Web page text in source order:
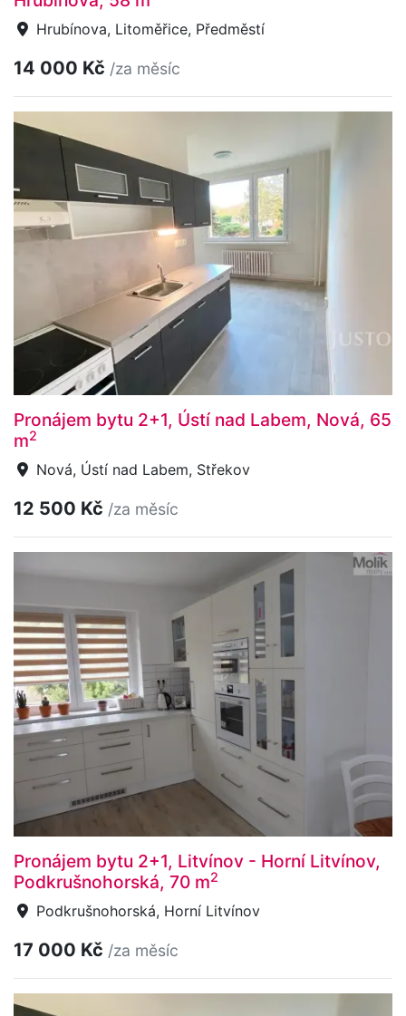
Hrubínova, Litoměřice, Předměstí
14 000 Kč /za měsíc
Pronájem bytu 2+1, Ústí nad Labem, Nová, 65
m2
Nová, Ústí nad Labem, Střekov
12 500 Kč /za měsíc
Pronájem bytu 2+1, Litvínov - Horní Litvínov,
Podkrušnohorská, 70 m2
Podkrušnohorská, Horní Litvínov
17 000 Kč /za měsíc